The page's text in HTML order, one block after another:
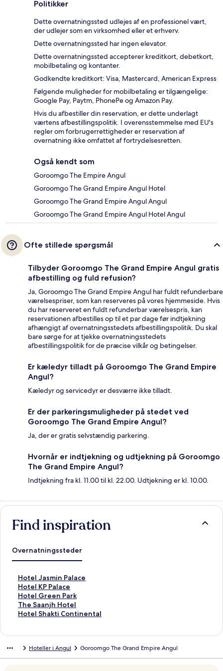
Politikker
Dette overnatningssted udlejes af en professionel vært,
der udlejer som en virksomhed eller et erhverv.
Dette overnatningssted har ingen elevator.
Dette overnatningssted accepterer kreditkort, debetkort,
mobilbetaling og kontanter.
Godkendte kreditkort: Visa, Mastercard, American Express
Følgende muligheder for mobilbetaling er tilgængelige:
Google Pay, Paytm, PhonePe og Amazon Pay.
Hvis du afbestiller din reservation, er dette underlagt
værtens afbestillingspolitik. I overensstemmelse med EU's
regler om forbrugerrettigheder er reservation af
overnatning ikke omfattet af fortrydelsesretten.
Også kendt som
Goroomgo The Empire Angul
Goroomgo The Grand Empire Angul Hotel
Goroomgo The Grand Empire Angul Angul
Goroomgo The Grand Empire Angul Hotel Angul
Ofte stillede spørgsmål
Tilbyder Goroomgo The Grand Empire Angul gratis
afbestilling og fuld refusion?
Ja, Goroomgo The Grand Empire Angul har fuldt refunderbare
værelsespriser, som kan reserveres på vores hjemmeside. Hvis
du har reserveret en fuldt refunderbar værelsespris, kan
reservationen afbestilles op til et par dage før indtjekning
afhængigt af overnatningsstedets afbestillingspolitik. Du skal
bare sørge for at tjekke overnatningsstedets
afbestillingspolitik for de præcise vilkår og betingelser.
Er kæledyr tilladt på Goroomgo The Grand Empire
Angul?
Kæledyr og servicedyr er desværre ikke tilladt.
Er der parkeringsmuligheder på stedet ved
Goroomgo The Grand Empire Angul?
Ja, der er gratis selvstændig parkering.
Hvornår er indtjekning og udtjekning på Goroomgo
The Grand Empire Angul?
Indtjekning fra kl. 11.00 til kl. 22.00. Udtjekning er kl. 10.00.
Find inspiration
Overnatningssteder
Hotel Jasmin Palace
L
i
n
k
å
d
Hotel KP Palace
L
i
n
k
r
Hotel Green Park
L
i
n
e
The Saanjh Hotel
L
i
n
Hotel Shakti Continental
L
b
Hoteller i Angul Goroomgo The Grand Empire Angul